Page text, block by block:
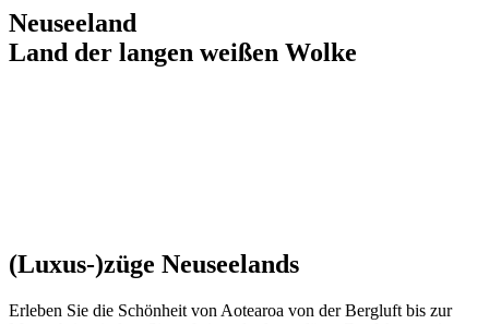
Neuseeland
Land der langen weißen Wolke
(Luxus-)züge Neuseelands
Erleben Sie die Schönheit von Aotearoa von der Bergluft bis zur